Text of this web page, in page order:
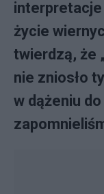
interpretacje
życie
twierdzą, że
nie zniosło
w dążeniu